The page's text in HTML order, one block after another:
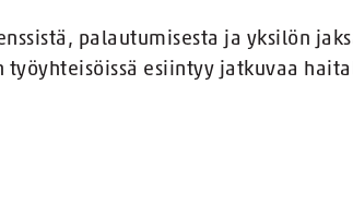
palautumisesta ja yksilön
työyhteisöissä esiintyy jatkuvaa